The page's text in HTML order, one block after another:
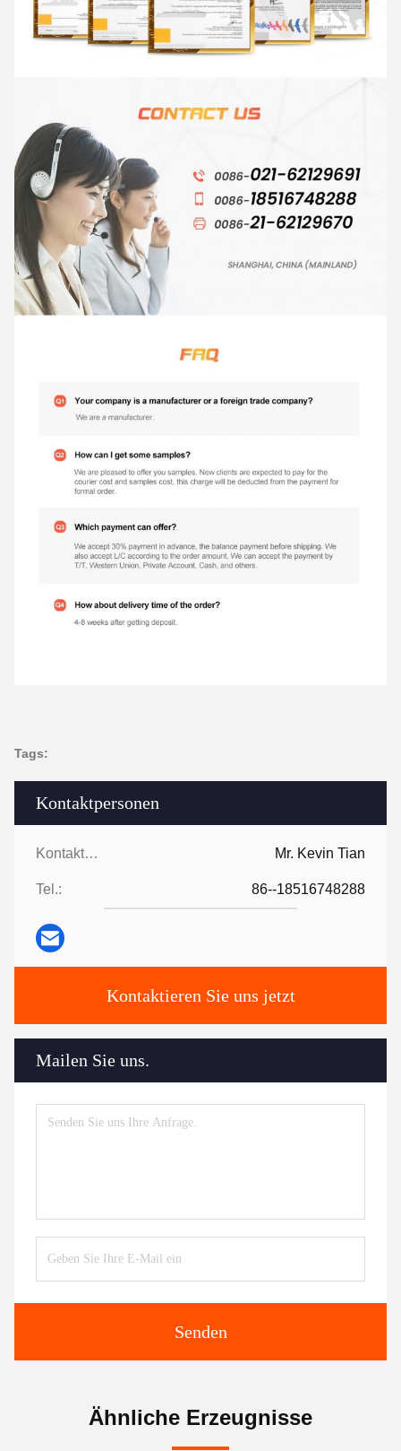
Kontaktpersonen
Kontaktpersonen: Mr. Kevin Tian
Tel.: 86--18516748288
Kontaktieren Sie uns jetzt
Mailen Sie uns.
Senden
Tags:
Ähnliche Erzeugnisse